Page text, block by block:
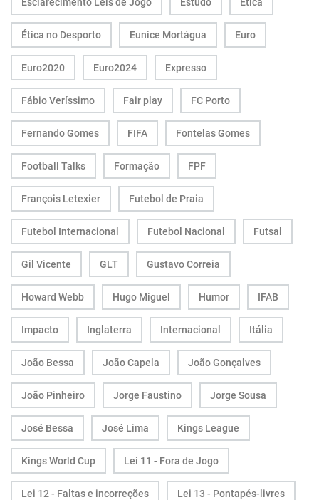
Ética no Desporto Eunice Mortágua Euro
Euro2020 Euro2024 Expresso
Fábio Veríssimo Fair play FC Porto
Fernando Gomes FIFA Fontelas Gomes
Football Talks Formação FPF
François Letexier Futebol de Praia
Futebol Internacional Futebol Nacional Futsal
Gil Vicente GLT Gustavo Correia
Howard Webb Hugo Miguel Humor IFAB
Impacto Inglaterra Internacional Itália
João Bessa João Capela João Gonçalves
João Pinheiro Jorge Faustino Jorge Sousa
José Bessa José Lima Kings League
Kings World Cup Lei 11 - Fora de Jogo
Lei 12 - Faltas e incorreções Lei 13 - Pontapés-livres